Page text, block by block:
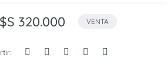
320.000 VENTA